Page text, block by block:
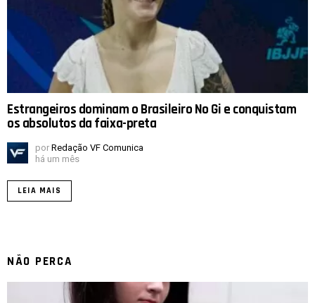
Estrangeiros dominam o Brasileiro No Gi e conquistam
os absolutos da faixa-preta
por Redação VF Comunica
há um mês
LEIA MAIS
NÃO PERCA